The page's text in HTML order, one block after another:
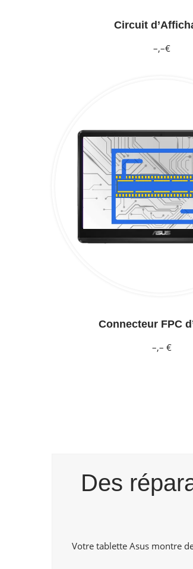
Circuit
–,–€
Connecteur FPC
–,– €
Des
Votre tablette Asus montre